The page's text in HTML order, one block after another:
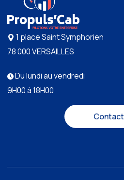
1 place Saint Symphorien
78 000 VERSAILLES
Du lundi au vendredi
9H00 à 18H00
Contact